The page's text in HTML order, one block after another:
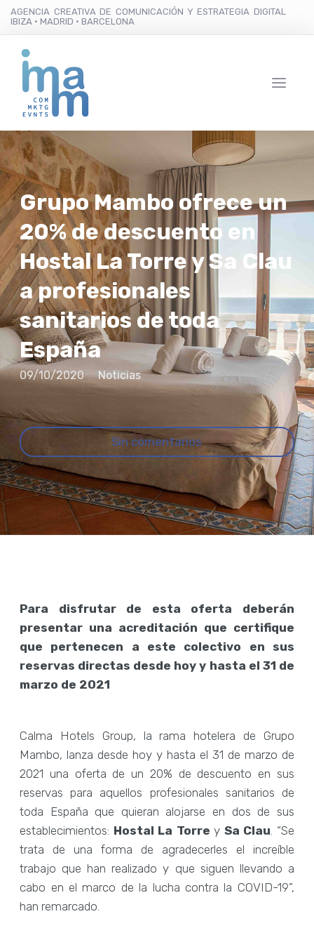
AGENCIA CREATIVA DE COMUNICACIÓN Y ESTRATEGIA DIGITAL
IBIZA · MADRID · BARCELONA
Grupo Mambo ofrece un
20% de descuento en
Hostal La Torre y Sa Clau
a profesionales
sanitarios de toda
España
09/10/2020 Noticias
Sin comentarios
Para disfrutar de esta oferta deberán
presentar una acreditación que certifique
que pertenecen a este colectivo en sus
reservas directas desde hoy y hasta el 31 de
marzo de 2021
Calma Hotels Group, la rama hotelera de Grupo
Mambo, lanza desde hoy y hasta el 31 de marzo de
2021 una oferta de un 20% de descuento en sus
reservas para aquellos profesionales sanitarios de
toda España que quieran alojarse en dos de sus
establecimientos: Hostal La Torre y Sa Clau . “Se
trata de una forma de agradecerles el increíble
trabajo que han realizado y que siguen llevando a
cabo en el marco de la lucha contra la COVID-19”,
han remarcado.